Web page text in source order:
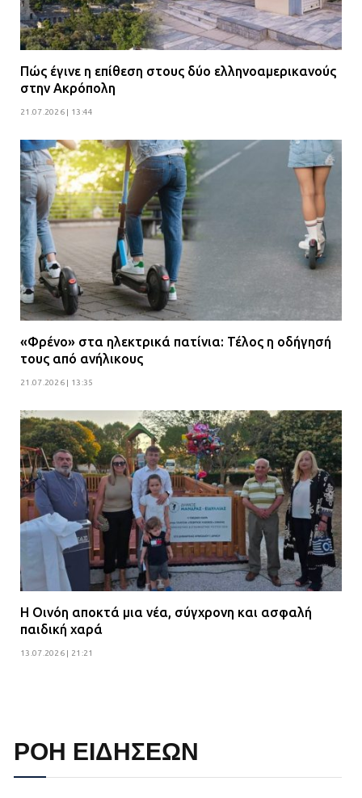
Πώς έγινε η επίθεση στους δύο ελληνοαμερικανούς
στην Ακρόπολη
21.07.2026 | 13:44
«Φρένο» στα ηλεκτρικά πατίνια: Τέλος η οδήγησή
τους από ανήλικους
21.07.2026 | 13:35
Η Οινόη αποκτά μια νέα, σύγχρονη και ασφαλή
παιδική χαρά
13.07.2026 | 21:21
ΡΟΗ ΕΙΔΗΣΕΩΝ